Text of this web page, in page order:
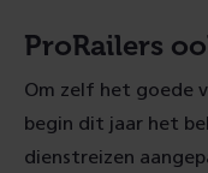
ProRailers
Om zelf het goede
begin dit jaar het
dienstreizen